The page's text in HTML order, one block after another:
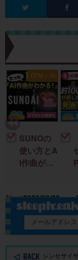
新着記事一覧
DTM × AI
SUNOの
使い方とA
I作曲がわ
に生成AI
を取り入
れる基本
ガイド
New!2026/08/02
シンセサイ